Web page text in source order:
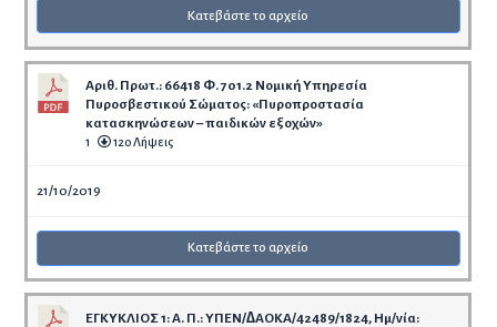
Κατεβάστε το αρχείο
Αριθ. Πρωτ.: 66418 Φ. 701.2 Νομική Υπηρεσία
Πυροσβεστικού Σώματος: «Πυροπροστασία
κατασκηνώσεων – παιδικών εξοχών»
1 120 Λήψεις
21/10/2019
Κατεβάστε το αρχείο
ΕΓΚΥΚΛΙΟΣ 1: Α. Π.: ΥΠΕΝ/∆ΑΟΚΑ/42489/1824, Ηµ/νία: